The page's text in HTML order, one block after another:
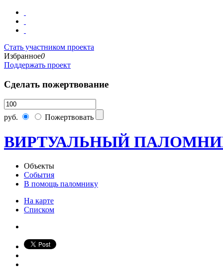
Стать участником проекта
Избранное0
Поддержать проект
Сделать пожертвование
руб. Пожертвовать
ВИРТУАЛЬНЫЙ
Объекты
События
В помощь паломнику
На карте
Списком